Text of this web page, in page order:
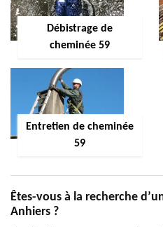
Débistrage de
cheminée 59
Entretien de cheminée
59
Êtes-vous à la recherche
Anhiers ?